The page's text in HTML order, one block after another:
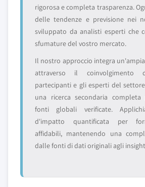
rigorosa e completa trasparenza.
delle tendenze e previsione nei
sviluppato da analisti esperti che
sfumature del vostro mercato.
Il nostro approccio integra
attraverso il
partecipanti e gli esperti del
una ricerca secondaria completa
fonti globali verificate.
d'impatto quantificata per
affidabili, mantenendo una
dalle fonti di dati originali agli